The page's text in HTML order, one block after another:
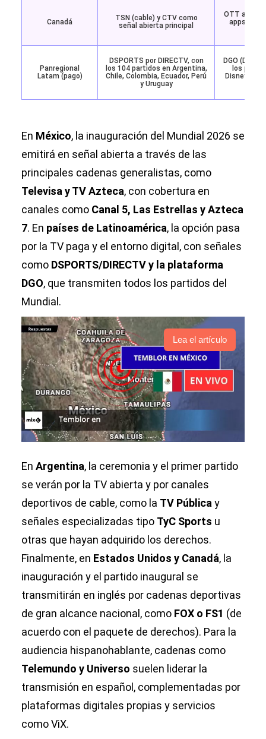
Canadá
TSN (cable) y CTV como
señal abierta principal
OTT
apps de
Panregional
Latam (pago)
DSPORTS por DIRECTV, con
los 104 partidos en Argentina,
Chile, Colombia, Ecuador, Perú
y Uruguay
DGO
los
Disney+
En México, la inauguración del Mundial 2026 se
emitirá en señal abierta a través de las
principales cadenas generalistas, como
Televisa y TV Azteca, con cobertura en
canales como Canal 5, Las Estrellas y Azteca
7. En países de Latinoamérica, la opción pasa
por la TV paga y el entorno digital, con señales
como DSPORTS/DIRECTV y la plataforma
DGO, que transmiten todos los partidos del
Mundial.
Lea el artículo
En Argentina, la ceremonia y el primer partido
se verán por la TV abierta y por canales
deportivos de cable, como la TV Públicay
señales especializadas tipo TyC Sports u
otras que hayan adquirido los derechos.
Finalmente, en Estados Unidos y Canadá, la
inauguración y el partido inaugural se
transmitirán en inglés por cadenas deportivas
de gran alcance nacional, como FOX o FS1 (de
acuerdo con el paquete de derechos). Para la
audiencia hispanohablante, cadenas como
Telemundo y Universo suelen liderar la
transmisión en español, complementadas por
plataformas digitales propias y servicios
como ViX.